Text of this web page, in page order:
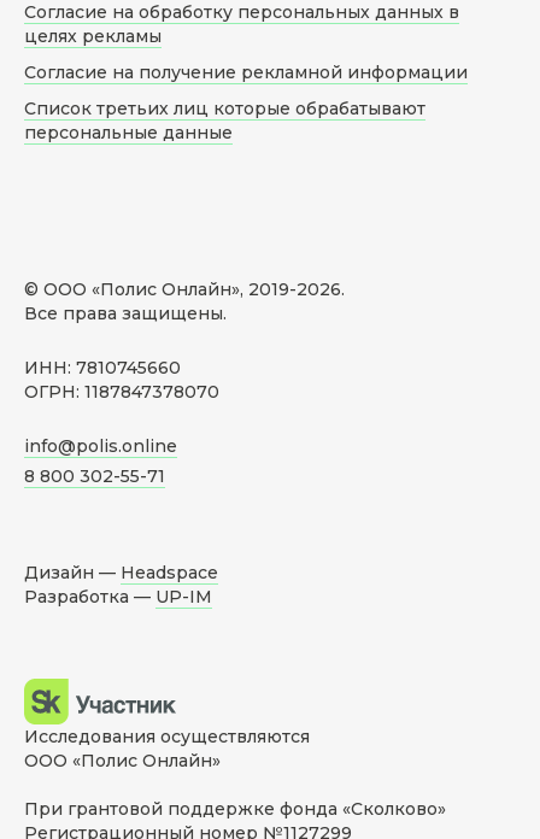
© ООО «Полис Онлайн», 2019-2026.
Все права защищены.
ИНН: 7810745660
ОГРН: 1187847378070
info@polis.online
8 800 302-55-71
Согласие на обработку персональных данных в
целях рекламы
Согласие на получение рекламной информации
Список третьих лиц которые обрабатывают
персональные данные
Дизайн — Headspace
Разработка — UP-IM
Исследования осуществляются
ООО «Полис Онлайн»
При грантовой поддержке фонда «Сколково»
Регистрационный номер №1127299